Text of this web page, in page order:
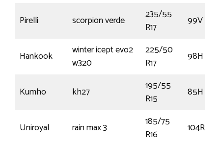
Pirelli scorpion verde
235/55
R17
99V
Hankook
winter icept evo2
w320
225/50
R17
98H
Kumho kh27
195/55
R15
85H
Uniroyal rain max 3
185/75
R16
104R